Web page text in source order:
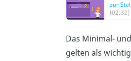
zur
(02:32)
Das Minimal-
gelten als